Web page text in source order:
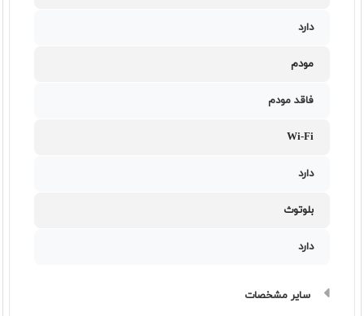
دارد
مودم
فاقد مودم
Wi-Fi
دارد
بلوتوث
دارد
سایر مشخصات